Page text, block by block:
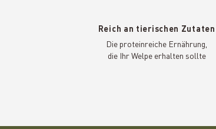
Reich an tierischen Zutaten
Die proteinreiche Ernährung,
die Ihr Welpe erhalten sollte